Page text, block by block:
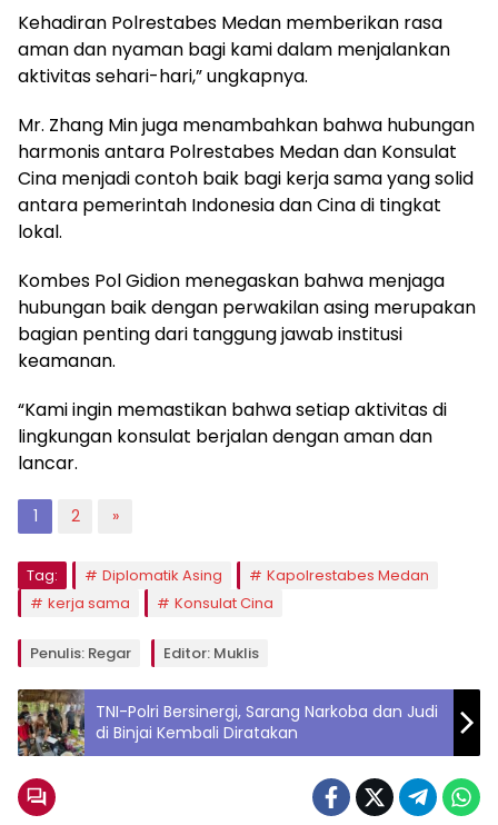
Kehadiran Polrestabes Medan memberikan rasa
aman dan nyaman bagi kami dalam menjalankan
aktivitas sehari-hari,” ungkapnya.
Mr. Zhang Min juga menambahkan bahwa hubungan
harmonis antara Polrestabes Medan dan Konsulat
Cina menjadi contoh baik bagi kerja sama yang solid
antara pemerintah Indonesia dan Cina di tingkat
lokal.
Kombes Pol Gidion menegaskan bahwa menjaga
hubungan baik dengan perwakilan asing merupakan
bagian penting dari tanggung jawab institusi
keamanan.
“Kami ingin memastikan bahwa setiap aktivitas di
lingkungan konsulat berjalan dengan aman dan
lancar.
1 2 »
Tag: Diplomatik Asing
Kapolrestabes Medan
kerja sama
Konsulat Cina
Penulis: Regar Editor: Muklis
TNI-Polri Bersinergi, Sarang Narkoba dan Judi
di Binjai Kembali Diratakan